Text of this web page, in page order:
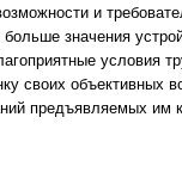
и
значения
условия
своих объективных
предъявляемых